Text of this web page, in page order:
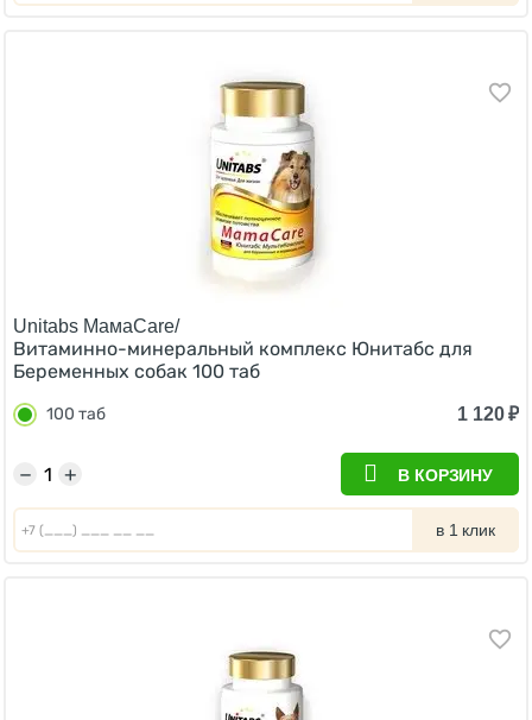
Unitabs МамаCare/
Витаминно-минеральный комплекс Юнитабс для
Беременных собак 100 таб
100 таб 1 120₽
+
− В КОРЗИНУ
в 1 клик